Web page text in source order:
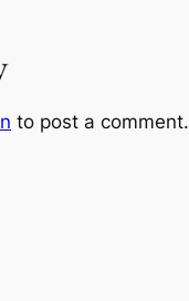
to post a comment.